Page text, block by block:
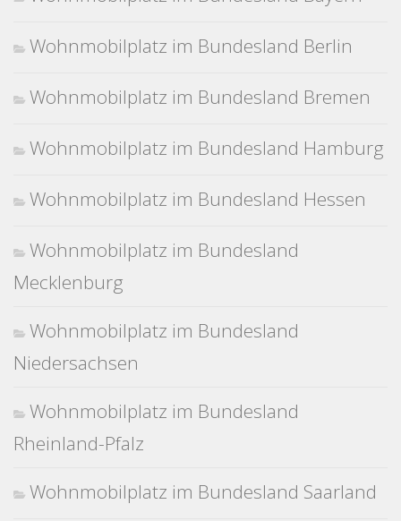
Wohnmobilplatz im Bundesland Berlin
Wohnmobilplatz im Bundesland Bremen
Wohnmobilplatz im Bundesland Hamburg
Wohnmobilplatz im Bundesland Hessen
Wohnmobilplatz im Bundesland
Mecklenburg
Wohnmobilplatz im Bundesland
Niedersachsen
Wohnmobilplatz im Bundesland
Rheinland-Pfalz
Wohnmobilplatz im Bundesland Saarland